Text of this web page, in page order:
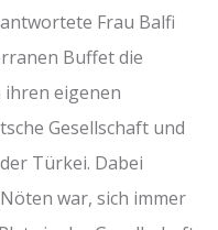
Frau Balfi
Buffet die
ihren eigenen
Gesellschaft und
Türkei. Dabei
war, sich immer